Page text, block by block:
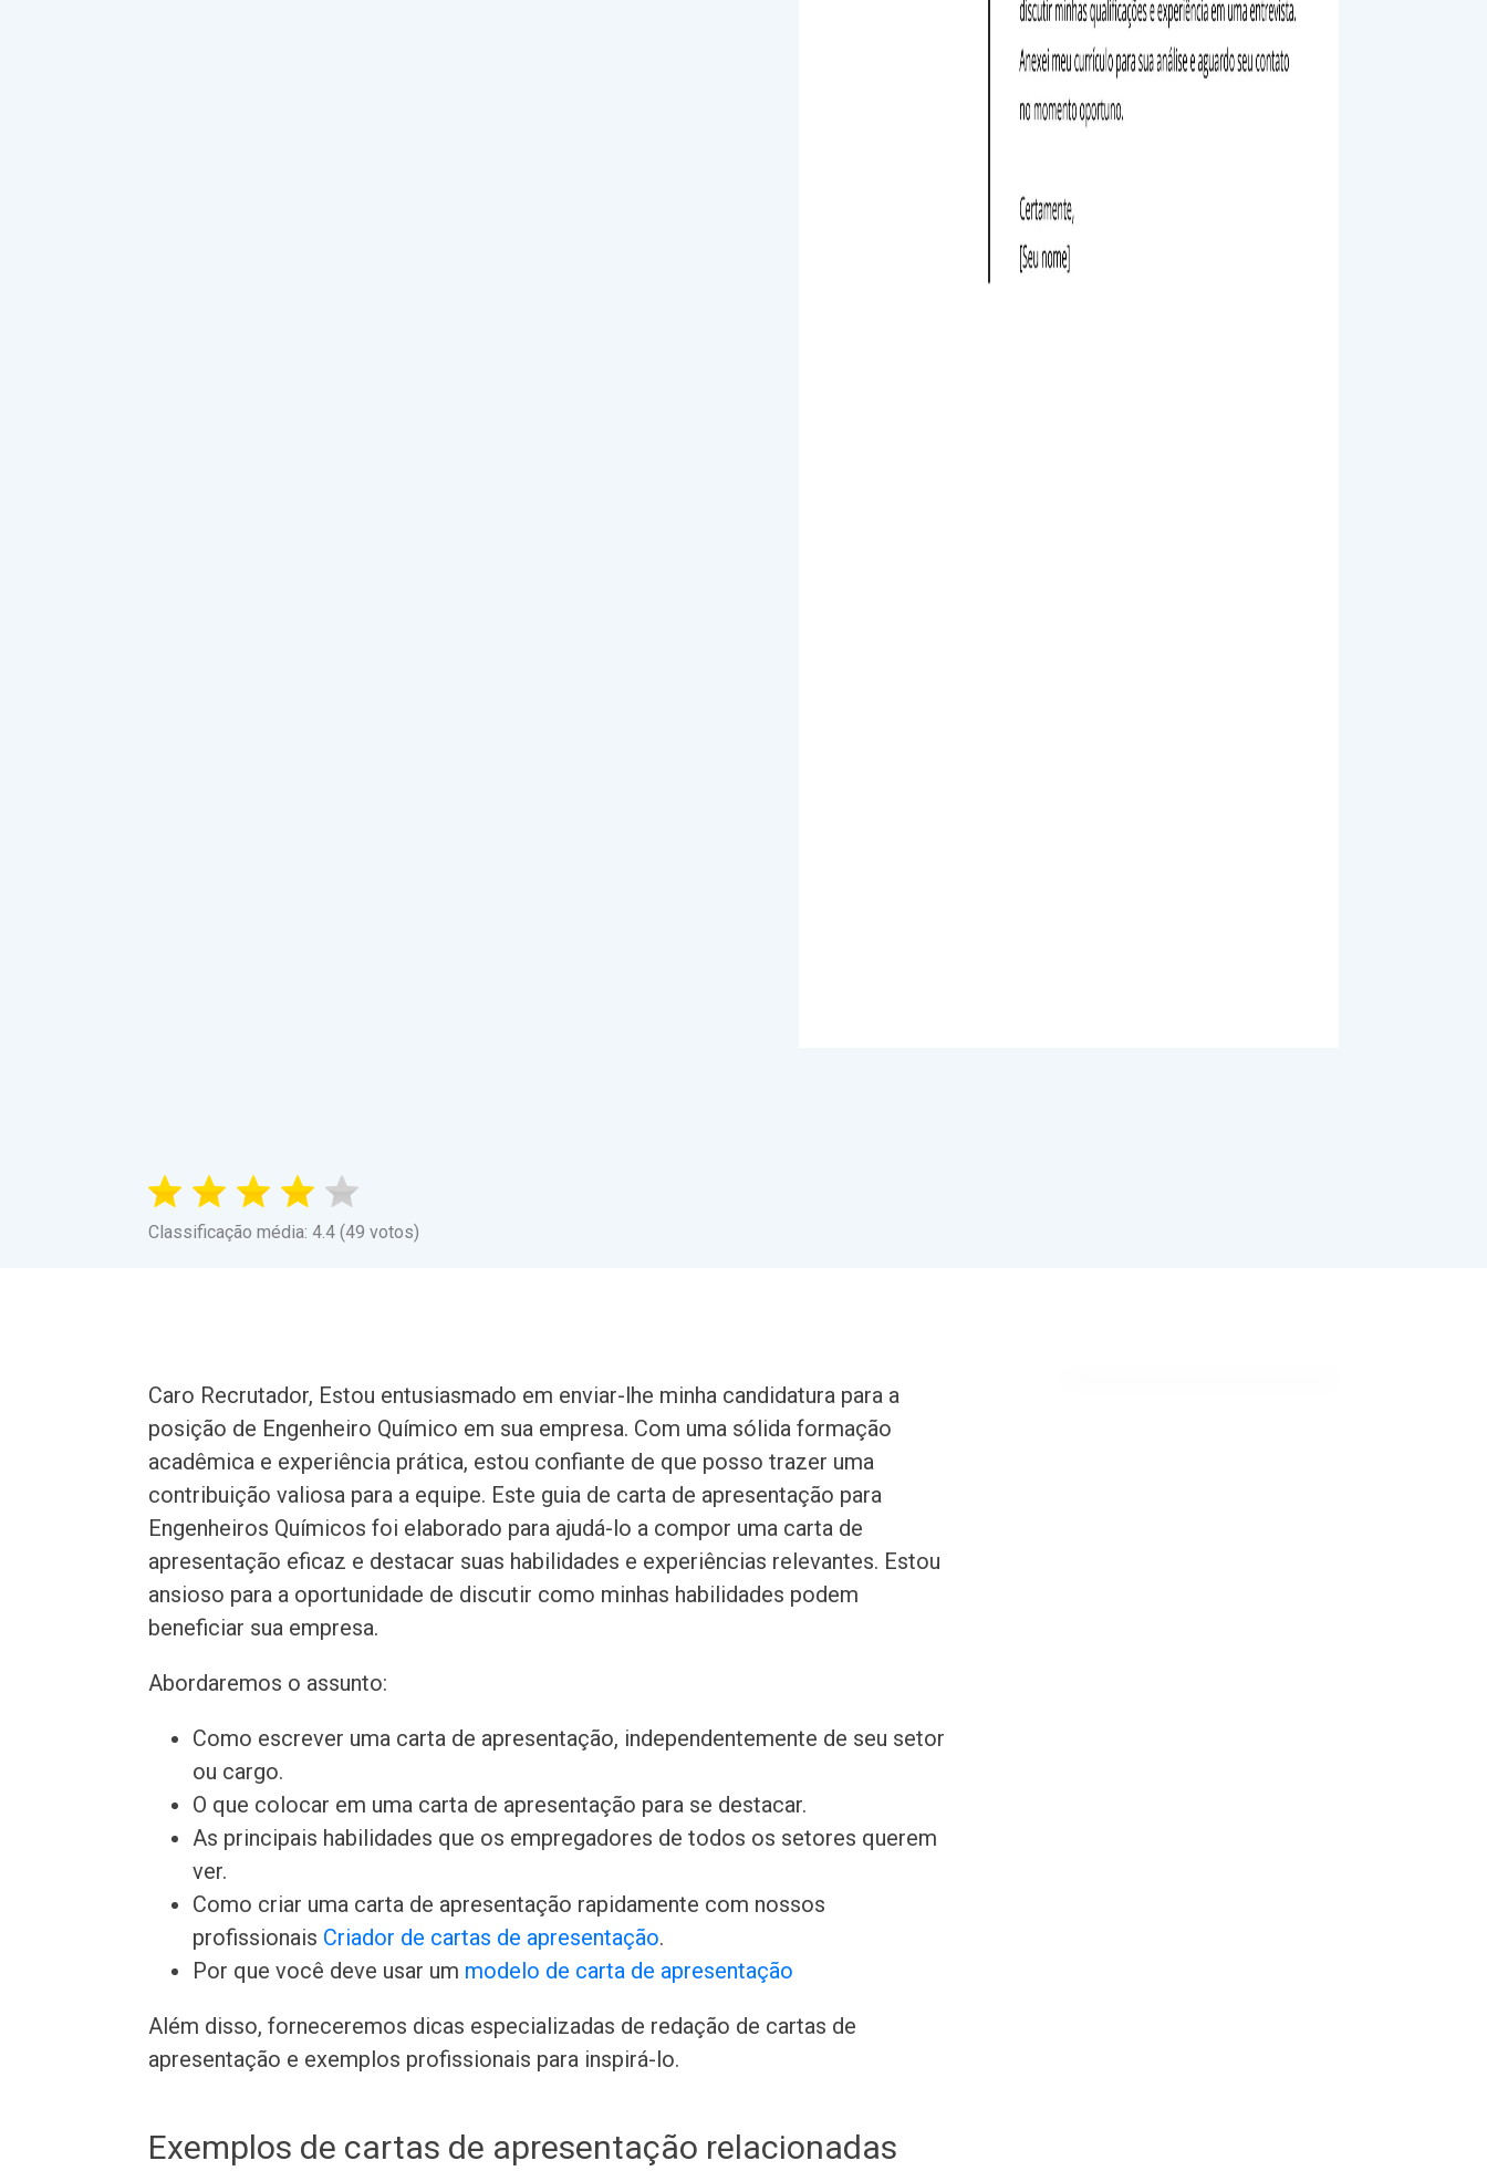
Classificação média: 4.4 (49 votos)
Caro Recrutador, Estou entusiasmado em enviar-lhe minha candidatura para a
posição de Engenheiro Químico em sua empresa. Com uma sólida formação
acadêmica e experiência prática, estou confiante de que posso trazer uma
contribuição valiosa para a equipe. Este guia de carta de apresentação para
Engenheiros Químicos foi elaborado para ajudá-lo a compor uma carta de
apresentação eficaz e destacar suas habilidades e experiências relevantes. Estou
ansioso para a oportunidade de discutir como minhas habilidades podem
beneficiar sua empresa.
Abordaremos o assunto:
Como escrever uma carta de apresentação, independentemente de seu setor
ou cargo.
O que colocar em uma carta de apresentação para se destacar.
As principais habilidades que os empregadores de todos os setores querem
ver.
Como criar uma carta de apresentação rapidamente com nossos
profissionais Criador de cartas de apresentação.
Por que você deve usar um modelo de carta de apresentação
Além disso, forneceremos dicas especializadas de redação de cartas de
apresentação e exemplos profissionais para inspirá-lo.
Exemplos de cartas de apresentação relacionadas